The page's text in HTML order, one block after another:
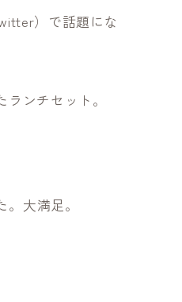
）で話題にな
ンチセット。
大満足。